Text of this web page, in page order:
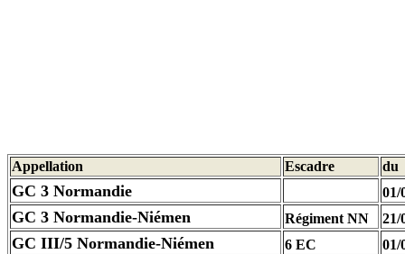
Appellation Escadre du
GC 3 Normandie 01/
GC 3 Normandie-Niémen Régiment NN 21/
GC III/5 Normandie-Niémen 6 EC 01/